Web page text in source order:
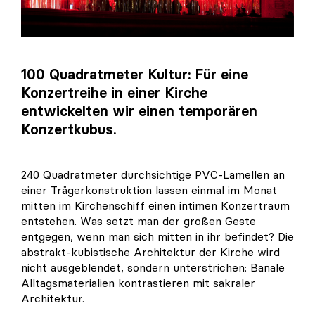
100 Quadratmeter Kultur: Für eine
Konzertreihe in einer Kirche
entwickelten wir einen temporären
Konzertkubus.
240 Quadratmeter durchsichtige PVC-Lamellen an
einer Trägerkonstruktion lassen einmal im Monat
mitten im Kirchenschiff einen intimen Konzertraum
entstehen. Was setzt man der großen Geste
entgegen, wenn man sich mitten in ihr befindet? Die
abstrakt-kubistische Architektur der Kirche wird
nicht ausgeblendet, sondern unterstrichen: Banale
Alltagsmaterialien kontrastieren mit sakraler
Architektur.